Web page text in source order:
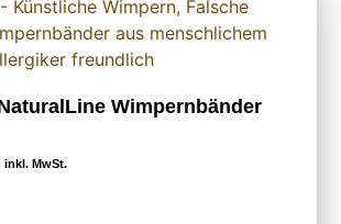
Wimpernbänder
inkl. MwSt.